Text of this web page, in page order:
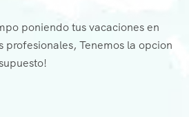
poniendo tus vacaciones en
profesionales, Tenemos la opcion